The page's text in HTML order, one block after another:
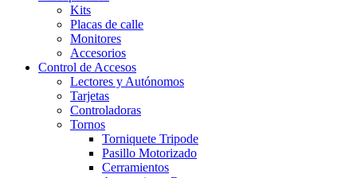
Kits
Placas de calle
Monitores
Accesorios
Control de Accesos
Lectores y Autónomos
Tarjetas
Controladoras
Tornos
Torniquete Tripode
Pasillo Motorizado
Cerramientos